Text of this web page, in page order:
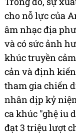
cho nỗ lực của
âm nhạc địa
và có sức ảnh
khúc truyền
cản và định
tham gia chiến
nhân dịp kỷ
ca khúc "ghệ iu
đạt 3 triệu lượt